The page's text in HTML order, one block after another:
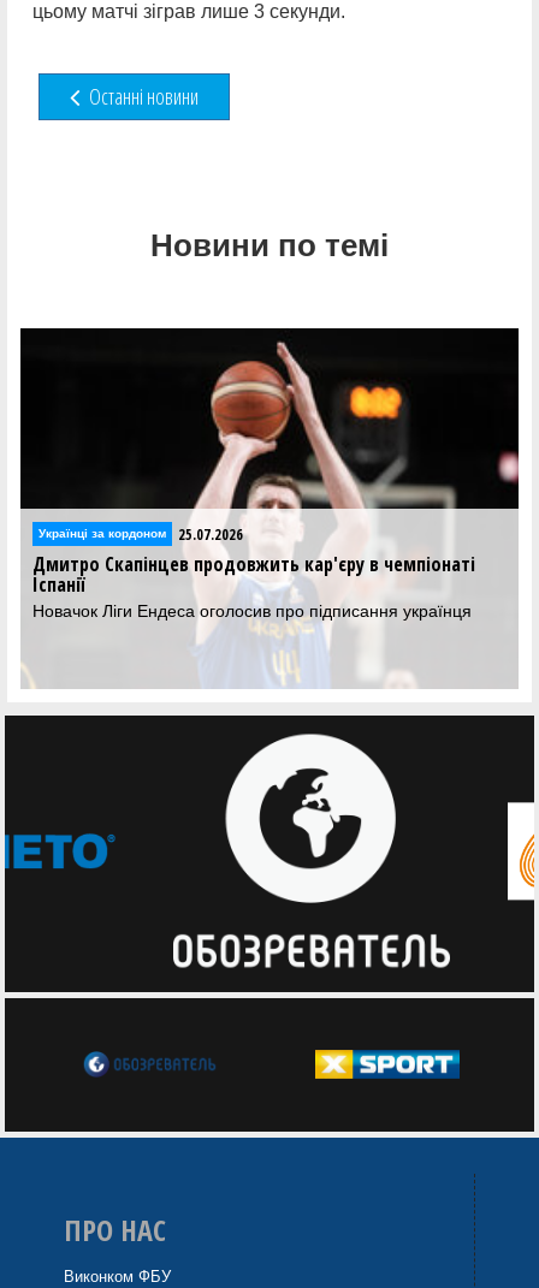
цьому матчі зіграв лише 3 секунди.
Останні новини
Новини по темі
Українці за кордоном 25.07.2026
Дмитро Скапінцев продовжить кар'єру в чемпіонаті
Іспанії
Новачок Ліги Ендеса оголосив про підписання українця
ПРО НАС
Виконком ФБУ